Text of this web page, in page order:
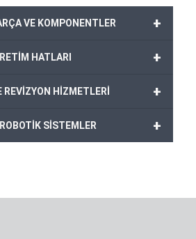
+
VE KOMPONENTLER
+
HATLARI
+
REVİZYON HİZMETLERİ
+
SİSTEMLER